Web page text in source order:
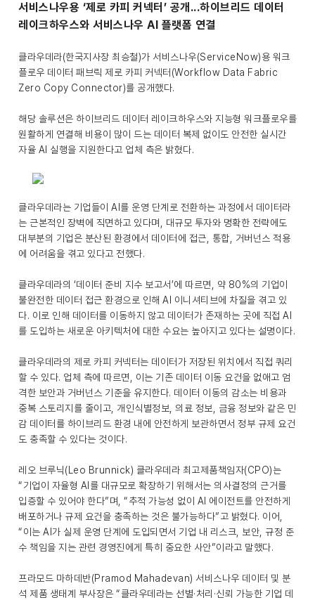
서비스나우용 ‘제로 카피 커넥터’ 공개...하이브리드 데이터
레이크하우스와 서비스나우 AI 플랫폼 연결
클라우데라(한국지사장 최승철)가 서비스나우(ServiceNow)용 워크
플로우 데이터 패브릭 제로 카피 커넥터(Workflow Data Fabric
Zero Copy Connector)를 공개했다.
해당 솔루션은 하이브리드 데이터 레이크하우스와 지능형 워크플로우를
원활하게 연결해 비용이 많이 드는 데이터 복제 없이도 안전한 실시간
자율 AI 실행을 지원한다고 업체 측은 밝혔다.
클라우데라는 기업들이 AI를 운영 단계로 전환하는 과정에서 데이터라
는 근본적인 장벽에 직면하고 있다며, 대규모 투자와 명확한 전략에도
대부분의 기업은 분산된 환경에서 데이터에 접근, 통합, 거버넌스 적용
에 어려움을 겪고 있다고 전했다.
클라우데라의 ‘데이터 준비 지수 보고서’에 따르면, 약 80%의 기업이
불완전한 데이터 접근 환경으로 인해 AI 이니셔티브에 차질을 겪고 있
다. 이로 인해 데이터를 이동하지 않고 데이터가 존재하는 곳에 직접 AI
를 도입하는 새로운 아키텍처에 대한 수요는 높아지고 있다는 설명이다.
클라우데라의 제로 카피 커넥터는 데이터가 저장된 위치에서 직접 쿼리
할 수 있다. 업체 측에 따르면, 이는 기존 데이터 이동 요건을 없애고 엄
격한 보안과 거버넌스 기준을 유지한다. 데이터 이동의 감소는 비용과
중복 스토리지를 줄이고, 개인식별정보, 의료 정보, 금융 정보와 같은 민
감 데이터를 하이브리드 환경 내에 안전하게 보관하면서 정부 규제 요건
도 충족할 수 있다는 것이다.
레오 브루닉(Leo Brunnick) 클라우데라 최고제품책임자(CPO)는
“기업이 자율형 AI를 대규모로 확장하기 위해서는 의사결정의 근거를
입증할 수 있어야 한다”며, “추적 가능성 없이 AI 에이전트를 안전하게
배포하거나 규제 요건을 충족하는 것은 불가능하다”고 밝혔다. 이어,
“이는 AI가 실제 운영 단계에 도입되면서 기업 내 리스크, 보안, 규정 준
수 책임을 지는 관련 경영진에게 특히 중요한 사안”이라고 말했다.
프라모드 마하데반(Pramod Mahadevan) 서비스나우 데이터 및 분
석 제품 생태계 부사장은 “클라우데라는 선별·처리·신뢰 가능한 기업 데